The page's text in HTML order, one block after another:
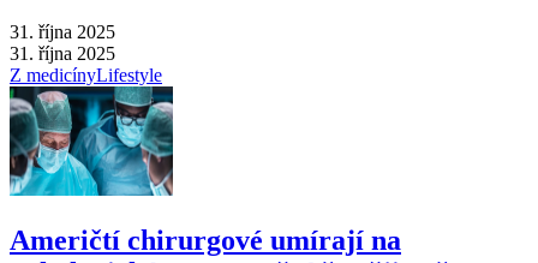
31. října 2025
31. října 2025
Z medicínyLifestyle
Američtí chirurgové umírají na